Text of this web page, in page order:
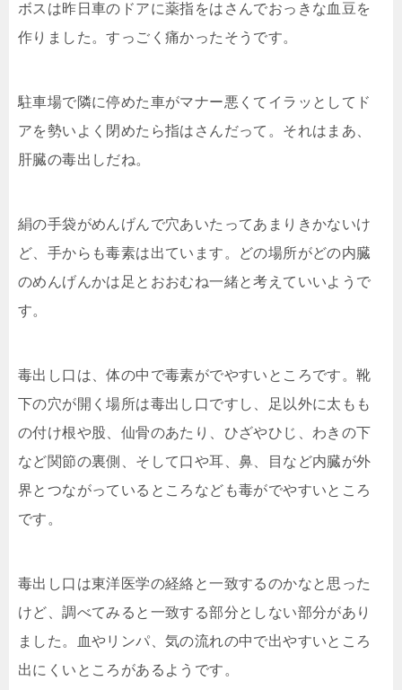
ボスは昨日車のドアに薬指をはさんでおっきな血豆を
作り ました。すっごく痛かったそうです。
駐車場で隣に停めた車がマナー悪くてイラッとしてド
アを勢いよく閉めたら指はさんだって。それはまあ、
肝臓の毒出しだね。
絹の手袋がめんげんで穴あいたってあまりきかないけ
ど、 手からも毒素は出ています。どの場所がどの内臓
のめんげんかは足とおおむね一緒と考えていいようで
す。
毒出し口は、体の中で毒素がでやすいところです。靴
下の穴が開く場所は毒出し口ですし、足以外に太もも
の付け根や股、仙骨のあたり、ひざやひじ、わきの下
など関節の裏側、そして口や耳、鼻、目など内臓が外
界とつながっているところなども毒がでやすいところ
です。
毒出し口は東洋医学の経絡と一致するのかなと思った
けど 、調べてみると一致する部分としない部分があり
ました。
血やリンパ、気の流れの中で出やすいところ
出にくいとこ ろがあるようです。